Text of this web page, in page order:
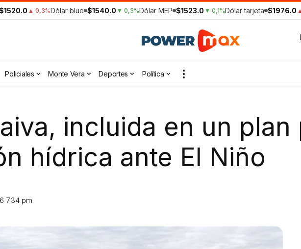
▲ 0,3%Dólar blue $1540.0 ▼ 0,3%Dólar MEP $1523.0 ▼ 0,1%Dólar tarjeta $1976.0
Policiales Monte Vera Deportes Política
incluida en un
hídrica ante El Niño
7:34 pm